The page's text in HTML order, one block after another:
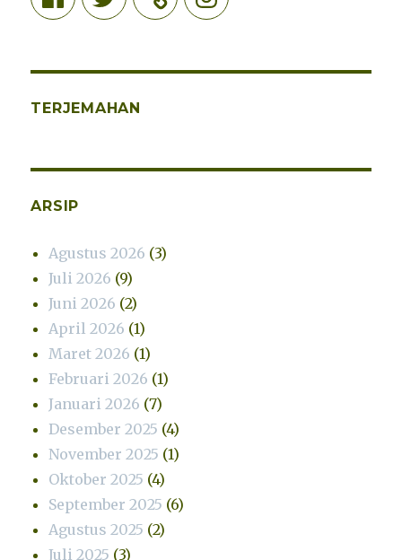
TERJEMAHAN
ARSIP
Agustus 2026 (3)
Juli 2026 (9)
Juni 2026 (2)
April 2026 (1)
Maret 2026 (1)
Februari 2026 (1)
Januari 2026 (7)
Desember 2025 (4)
November 2025 (1)
Oktober 2025 (4)
September 2025 (6)
Agustus 2025 (2)
Juli 2025 (3)